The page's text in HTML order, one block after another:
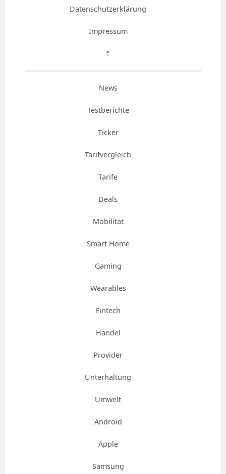
Datenschutzerklärung
Impressum
⇡
News
Testberichte
Ticker
Tarifvergleich
Tarife
Deals
Mobilität
Smart Home
Gaming
Wearables
Fintech
Handel
Provider
Unterhaltung
Umwelt
Android
Apple
Samsung